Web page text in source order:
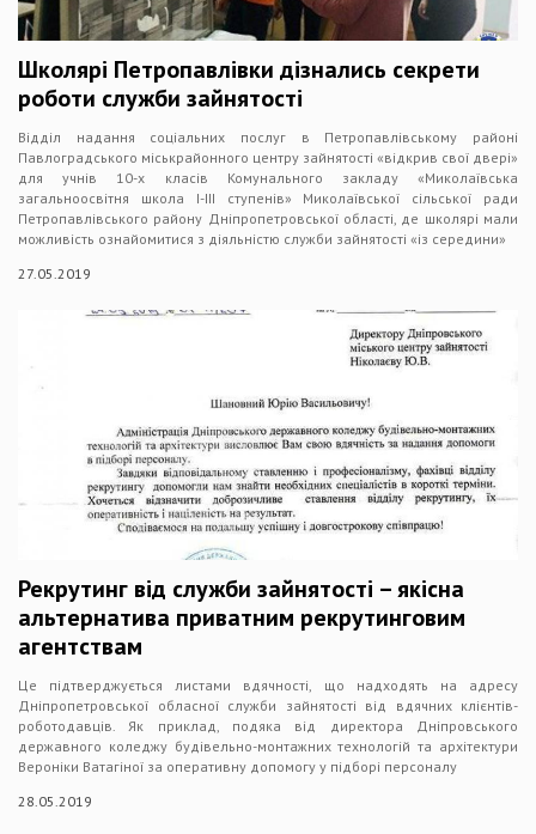
Школярі Петропавлівки дізнались секрети
роботи служби зайнятості
Відділ надання соціальних послуг в Петропавлівському районі
Павлоградського міськрайонного центру зайнятості «відкрив свої двері»
для учнів 10-х класів Комунального закладу «Миколаївська
загальноосвітня школа І-ІІІ ступенів» Миколаївської сільської ради
Петропавлівського району Дніпропетровської області, де школярі мали
можливість ознайомитися з діяльністю служби зайнятості «із середини»
27.05.2019
Рекрутинг від служби зайнятості – якісна
альтернатива приватним рекрутинговим
агентствам
Це підтверджується листами вдячності, що надходять на адресу
Дніпропетровської обласної служби зайнятості від вдячних клієнтів-
роботодавців. Як приклад, подяка від директора Дніпровського
державного коледжу будівельно-монтажних технологій та архітектури
Вероніки Ватагіної за оперативну допомогу у підборі персоналу
28.05.2019